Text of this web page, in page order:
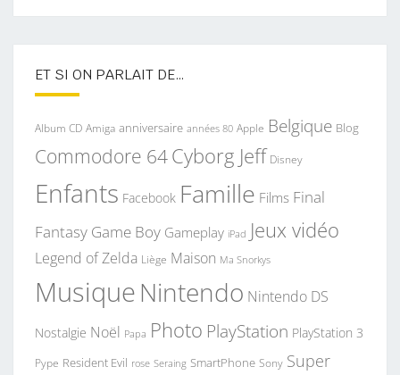
ET SI ON PARLAIT DE…
Album CD Amiga anniversaire années 80 Apple Belgique Blog
Commodore 64Cyborg Jeff Disney
Enfants Facebook Famille Films Final
Fantasy Game Boy Gameplay iPad Jeux vidéo
Legend of Zelda Liège Maison Ma Snorkys
MusiqueNintendo Nintendo DS
Nostalgie Noël Papa Photo PlayStation PlayStation 3
Pype Resident Evil rose Seraing SmartPhone Sony Super